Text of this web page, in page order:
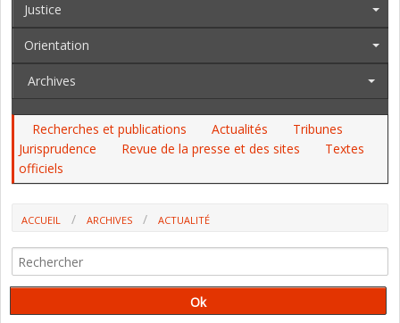
Justice
Orientation
Archives
Recherches et publications Actualités
Tribunes
Jurisprudence
Revue de la presse et des sites
Textes
officiels
ACCUEIL ARCHIVES
ACTUALITÉ
L’ACCOMPAGNEMENT DES JEUNES